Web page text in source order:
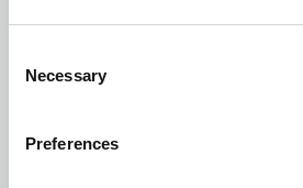
Selection
Necessary
Preferences